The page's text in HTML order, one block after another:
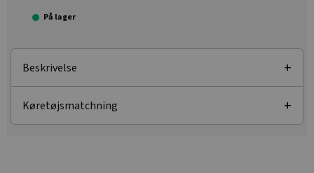
På lager
Beskrivelse
Køretøjsmatchning